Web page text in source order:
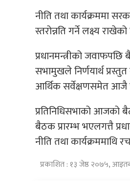
नीति तथा कार्यक्रममा
स्तरोन्नति गर्ने लक्ष्य
प्रधानमन्त्रीको
सभामुखले निर्णयार्थ
आर्थिक सर्वेक्षणसमेत आजै
प्रतिनिधिसभाको आजको
बैठक प्रारम्भ भएलगत्तै
नीति तथा कार्यक्रममाथि
प्रकाशित : १३ जेष्ठ २०७५,